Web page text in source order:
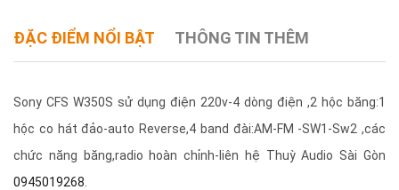
ĐẶC ĐIỂM NỔI BẬT THÔNG TIN THÊM
Sony CFS W350S sử dụng điện 220v-4 dòng điện ,2 hộc băng:1
hộc co hát đảo-auto Reverse,4 band đài:AM-FM -SW1-Sw2 ,các
chức năng băng,radio hoàn chỉnh-liên hệ Thuỳ Audio Sài Gòn
0945019268